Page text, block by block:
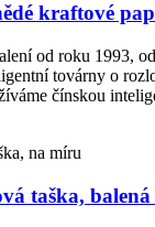
kraftové
od roku 1993,
továrny o
čínskou
taška,